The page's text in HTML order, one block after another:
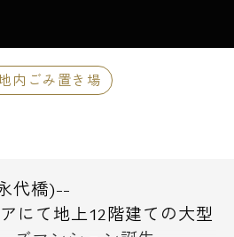
内ごみ置き場
代橋)--
にて地上12階建ての大型